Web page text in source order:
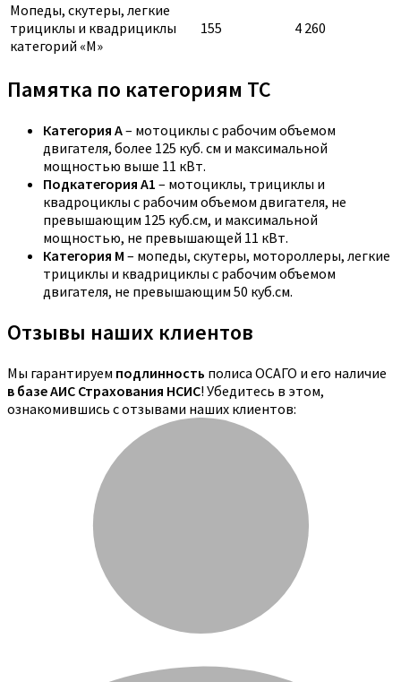
Мопеды, скутеры, легкие
трициклы и квадрициклы
категорий «M»
155 4 260
Памятка по категориям ТС
Категория A– мотоциклы с рабочим объемом
двигателя, более 125 куб. см и максимальной
мощностью выше 11 кВт.
Подкатегория A1 – мотоциклы, трициклы и
квадроциклы с рабочим объемом двигателя, не
превышающим 125 куб.см, и максимальной
мощностью, не превышающей 11 кВт.
Категория M – мопеды, скутеры, мотороллеры, легкие
трициклы и квадрициклы с рабочим объемом
двигателя, не превышающим 50 куб.см.
Отзывы наших клиентов
Мы гарантируем подлинность полиса ОСАГО и его наличие
в базе АИС Страхования НСИС! Убедитесь в этом,
ознакомившись с отзывами наших клиентов: